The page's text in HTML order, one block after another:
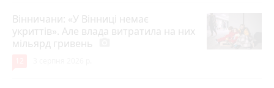
Вінничани: «У Вінниці немає
укриттів». Але влада витратила на них
мільярд гривень